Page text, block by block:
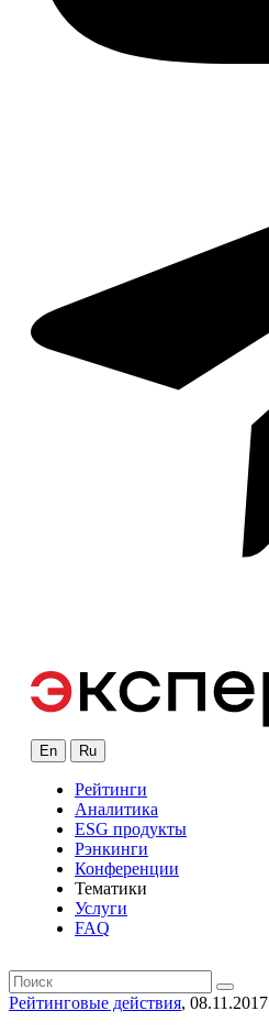
En Ru
Рейтинги
Аналитика
ESG продукты
Рэнкинги
Конференции
Тематики
Услуги
FAQ
Рейтинговые действия, 08.11.2017